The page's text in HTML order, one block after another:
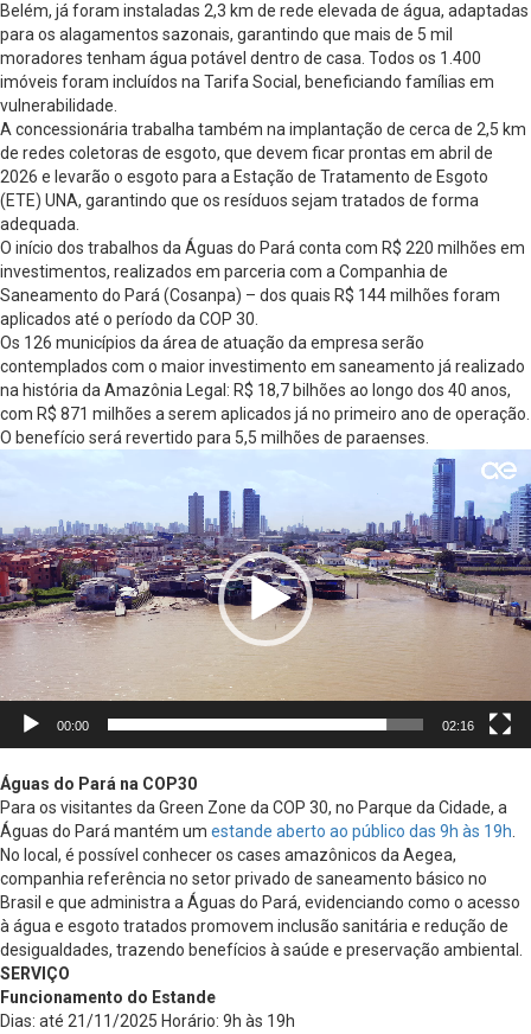
Belém, já foram instaladas 2,3 km de rede elevada de água, adaptadas
para os alagamentos sazonais, garantindo que mais de 5 mil
moradores tenham água potável dentro de casa. Todos os 1.400
imóveis foram incluídos na Tarifa Social, beneficiando famílias em
vulnerabilidade.
A concessionária trabalha também na implantação de cerca de 2,5 km
de redes coletoras de esgoto, que devem ficar prontas em abril de
2026 e levarão o esgoto para a Estação de Tratamento de Esgoto
(ETE) UNA, garantindo que os resíduos sejam tratados de forma
adequada.
O início dos trabalhos da Águas do Pará conta com R$ 220 milhões em
investimentos, realizados em parceria com a Companhia de
Saneamento do Pará (Cosanpa) – dos quais R$ 144 milhões foram
aplicados até o período da COP 30.
Os 126 municípios da área de atuação da empresa serão
contemplados com o maior investimento em saneamento já realizado
na história da Amazônia Legal: R$ 18,7 bilhões ao longo dos 40 anos,
com R$ 871 milhões a serem aplicados já no primeiro ano de operação.
O benefício será revertido para 5,5 milhões de paraenses.
00:00 02:16
Águas do Pará na COP30
Para os visitantes da Green Zone da COP 30, no Parque da Cidade, a
Águas do Pará mantém um estande aberto ao público das 9h às 19h
No local, é possível conhecer os cases amazônicos da Aegea,
companhia referência no setor privado de saneamento básico no
Brasil e que administra a Águas do Pará, evidenciando como o acesso
à água e esgoto tratados promovem inclusão sanitária e redução de
desigualdades, trazendo benefícios à saúde e preservação ambiental.
SERVIÇO
Funcionamento do Estande
Dias: até 21/11/2025 Horário: 9h às 19h